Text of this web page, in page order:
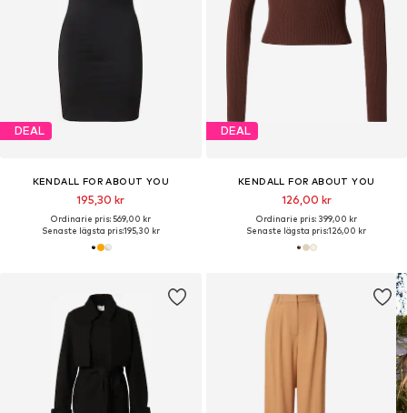
DEAL
KENDALL FOR ABOUT YOU
195,30 kr
Ordinarie pris: 569,00 kr
Senaste lägsta pris:195,30 kr
DEAL
KENDALL FOR ABOUT YOU
126,00 kr
Ordinarie pris: 399,00 kr
Senaste lägsta pris:126,00 kr